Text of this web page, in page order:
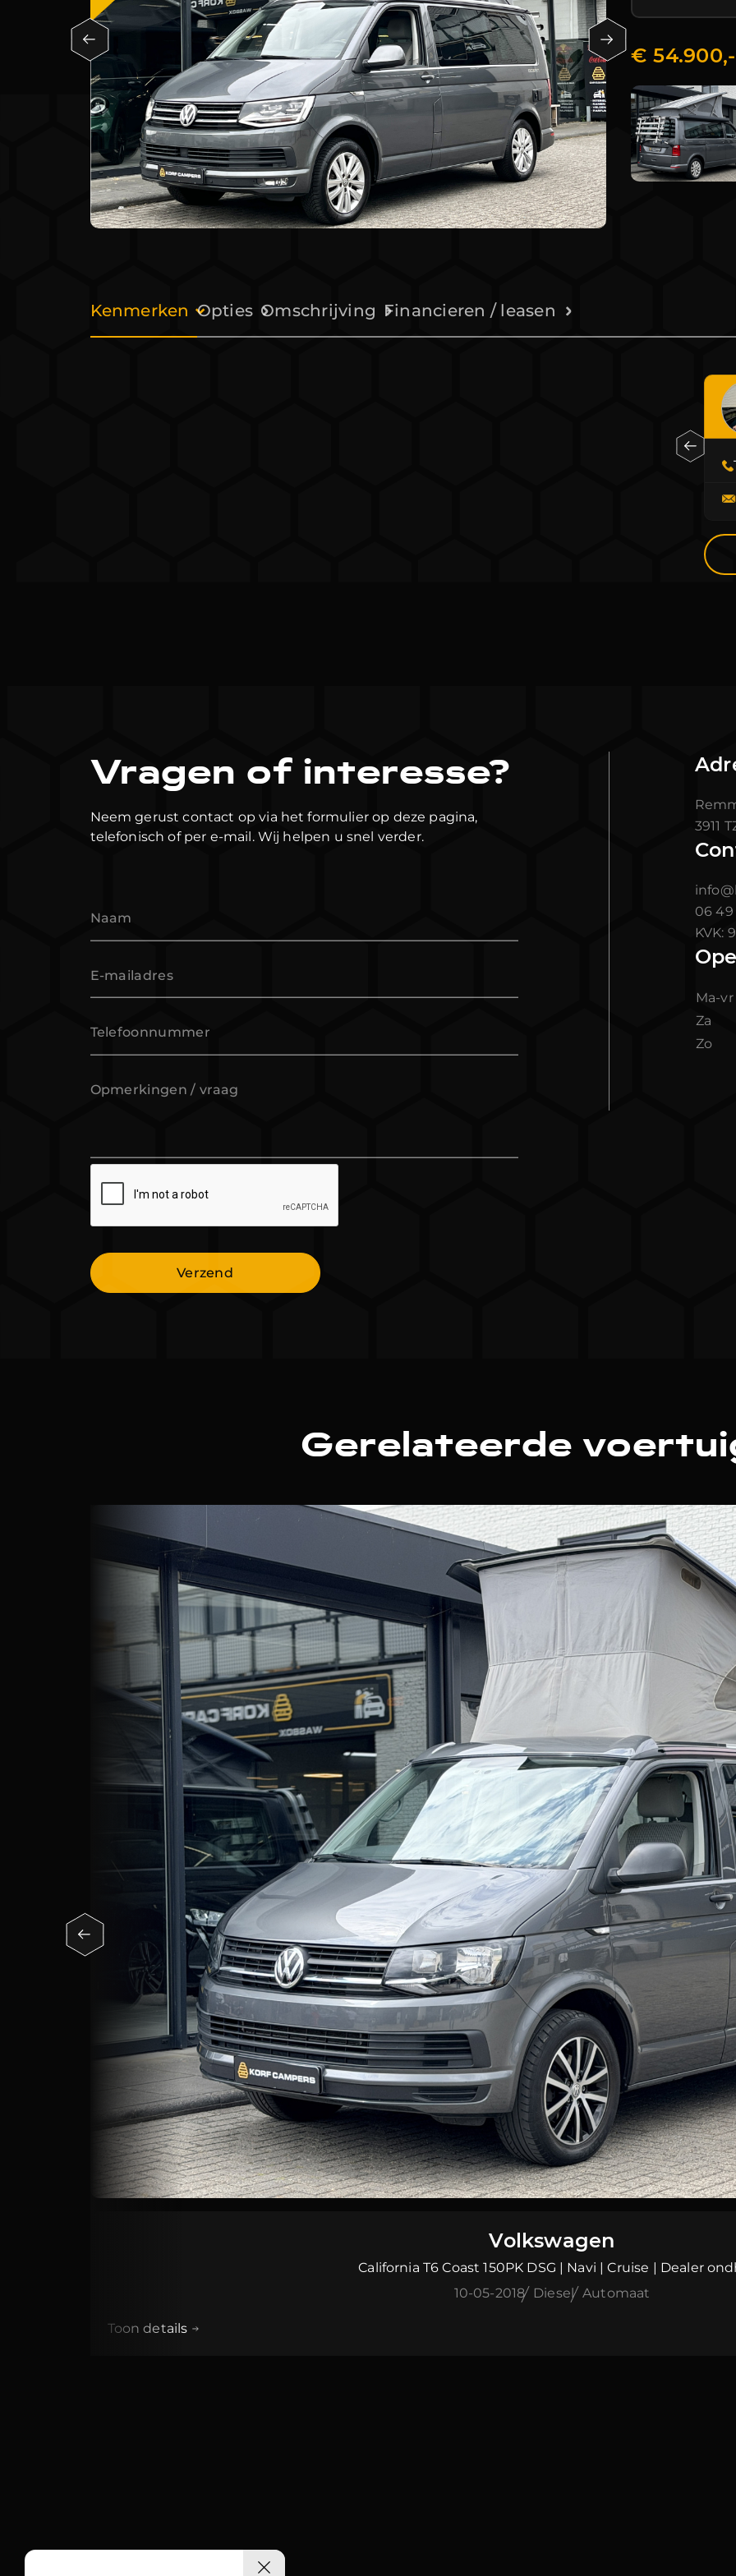
€
Kenmerken Opties Omschrijving Financieren / leasen
Vragen of interesse?
Neem gerust contact op via het formulier op deze pagina,
telefonisch of per e-mail. Wij helpen u snel verder.
Naam
E-mailadres
Telefoonnummer
Opmerkingen / vraag
Verzend
3911
06 49
KVK:
Ma-vr
Za
Zo
Gerelateerde
Volkswagen
California T6 Coast 150PK DSG | Navi | Cruise | Dealer
10-05-2018
Diesel Automaat
Toon details